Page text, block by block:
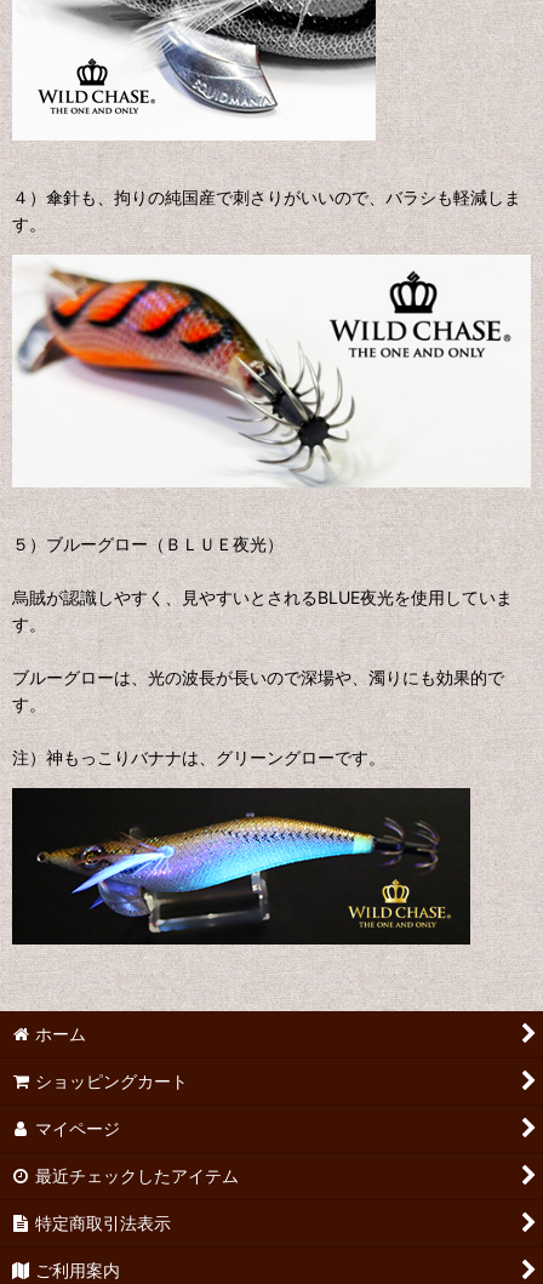
４）傘針も、拘りの純国産で刺さりがいいので、バラシも軽減しま
す。
５）ブルーグロー（ＢＬＵＥ夜光）
烏賊が認識しやすく、見やすいとされるBLUE夜光を使用していま
す。
ブルーグローは、光の波長が長いので深場や、濁りにも効果的で
す。
注）神もっこりバナナは、グリーングローです。
ホーム
ショッピングカート
マイページ
最近チェックしたアイテム
特定商取引法表示
ご利用案内